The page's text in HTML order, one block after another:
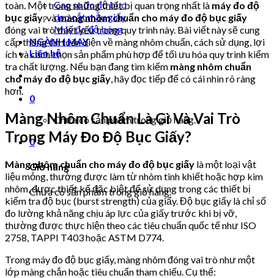
Cao su đo độ bục
dao cắt mẫu giấy
Máy đo độ bóng
NGÀNH MAY
Liên hệ
0
Chưa có sản phẩm trong giỏ hàng.
0
Giỏ hàng
Chưa có sản phẩm trong giỏ hàng.
toàn. Một trong những thiết bị quan trọng nhất là máy đo độ
bục giấy, vàmàng nhôm chuẩn cho máy đo độ bục giấy
đóng vai trò thiết yếu trong quy trình này. Bài viết này sẽ cung
cấp thông tin toàn diện về màng nhôm chuẩn, cách sử dụng, lợi
ích và cách chọn sản phẩm phù hợp để tối ưu hóa quy trình kiểm
tra chất lượng. Nếu bạn đang tìm kiếm màng nhôm chuẩn
cho máy đo độ bục giấy, hãy đọc tiếp để có cái nhìn rõ ràng
hơn.
Màng Nhôm Chuẩn Là Gì Và Vai Trò
Trong Máy Đo Độ Bục Giấy?
Màng nhôm chuẩn cho máy đo độ bục giấy là một loại vật
liệu mỏng, thường được làm từ nhôm tinh khiết hoặc hợp kim
nhôm, được thiết kế đặc biệt để sử dụng trong các thiết bị
kiểm tra độ bục (burst strength) của giấy. Độ bục giấy là chỉ số
đo lường khả năng chịu áp lực của giấy trước khi bị vỡ,
thường được thực hiện theo các tiêu chuẩn quốc tế như ISO
2758, TAPPI T403 hoặc ASTM D774.
Trong máy đo độ bục giấy, màng nhôm đóng vai trò như một
lớp màng chắn hoặc tiêu chuẩn tham chiếu. Cụ thể: